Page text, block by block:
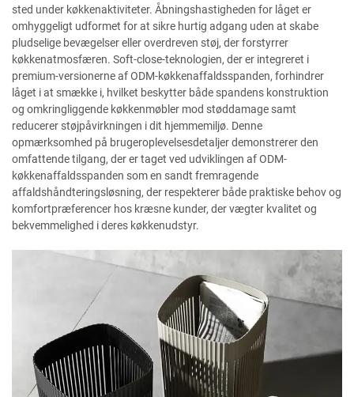
sted under køkkenaktiviteter. Åbningshastigheden for låget er
omhyggeligt udformet for at sikre hurtig adgang uden at skabe
pludselige bevægelser eller overdreven støj, der forstyrrer
køkkenatmosfæren. Soft-close-teknologien, der er integreret i
premium-versionerne af ODM-køkkenaffaldsspanden, forhindrer
låget i at smække i, hvilket beskytter både spandens konstruktion
og omkringliggende køkkenmøbler mod støddamage samt
reducerer støjpåvirkningen i dit hjemmemiljø. Denne
opmærksomhed på brugeroplevelsesdetaljer demonstrerer den
omfattende tilgang, der er taget ved udviklingen af ODM-
køkkenaffaldsspanden som en sandt fremragende
affaldshåndteringsløsning, der respekterer både praktiske behov og
komfortpræferencer hos kræsne kunder, der vægter kvalitet og
bekvemmelighed i deres køkkenudstyr.